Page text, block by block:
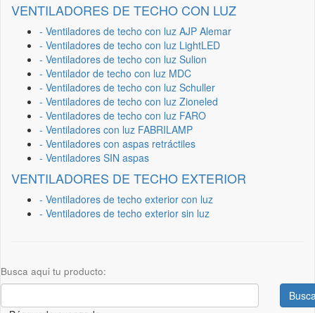
VENTILADORES DE TECHO CON LUZ
- Ventiladores de techo con luz AJP Alemar
- Ventiladores de techo con luz LightLED
- Ventiladores de techo con luz Sulion
- Ventilador de techo con luz MDC
- Ventiladores de techo con luz Schuller
- Ventiladores de techo con luz Zioneled
- Ventiladores de techo con luz FARO
- Ventiladores con luz FABRILAMP
- Ventiladores con aspas retráctiles
- Ventiladores SIN aspas
VENTILADORES DE TECHO EXTERIOR
- Ventiladores de techo exterior con luz
- Ventiladores de techo exterior sin luz
Busca aqui tu producto: